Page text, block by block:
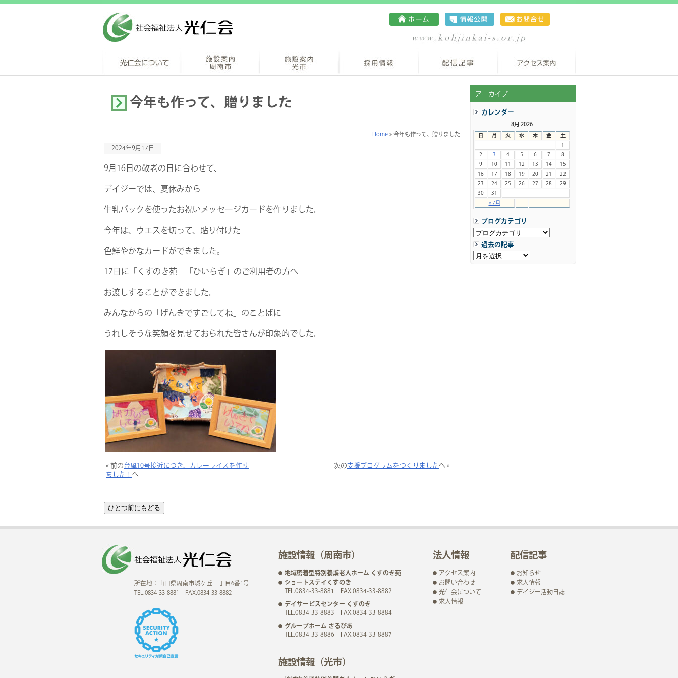
アーカイブ
カレンダー
8月 2026
日 月 火 水 木 金 土
« 7月
1
2
3 4 5 6 7
8
9
10 11 12 13 14
15
16
17 18 19 20 21
22
23
24 25 26 27 28
29
30
31
ブログカテゴリ
過去の記事
今年も作って、贈りました
Home» 今年も作って、贈りました
2024年9月17日
9月16日の敬老の日に合わせて、
デイジーでは、夏休みから
牛乳パックを使ったお祝いメッセージカードを作りました。
今年は、ウエスを切って、貼り付けた
色鮮やかなカードができました。
17日に「くすのき苑」「ひいらぎ」のご利用者の方へ
お渡しすることができました。
みんなからの「げんきですごしてね」のことばに
うれしそうな笑顔を見せておられた皆さんが印象的でした。
« 前の台風10号接近につき、カレーライスを作り
ました！ へ
次の支援プログラムをつくりましたへ »
所在地：山口県周南市城ケ丘三丁目6番1号
TEL.0834-33-8881 FAX.0834-33-8882
施設情報（周南市）
地域密着型特別養護老人ホーム くすのき苑
ショートステイくすのき
TEL.0834-33-8881 FAX.0834-33-8882
デイサービスセンター くすのき
TEL.0834-33-8883 FAX.0834-33-8884
グループホーム さるびあ
TEL.0834-33-8886 FAX.0834-33-8887
施設情報（光市）
法人情報
アクセス案内
お問い合わせ
光仁会について
求人情報
配信記事
お知らせ
求人情報
デイジー活動日誌